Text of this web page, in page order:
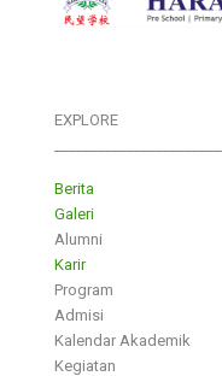
EXPLORE
Berita
Galeri
Alumni
Karir
Program
Admisi
Kalendar Akademik
Kegiatan